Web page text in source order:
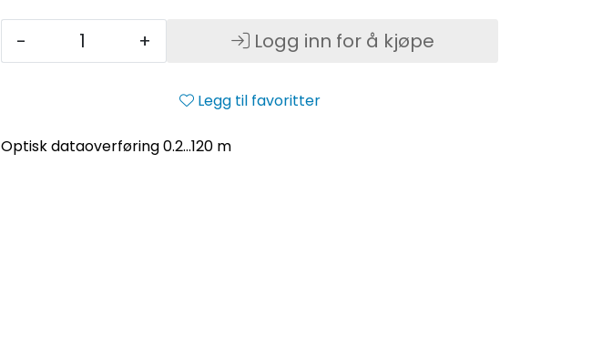
- + Logg inn for å kjøpe
Legg til favoritter
Optisk dataoverføring 0.2...120 m